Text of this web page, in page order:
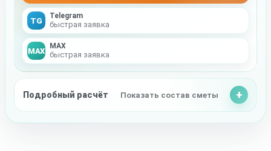
TG
Telegram
быстрая заявка
MAX
MAX
быстрая заявка
Подробный расчёт Показать состав сметы